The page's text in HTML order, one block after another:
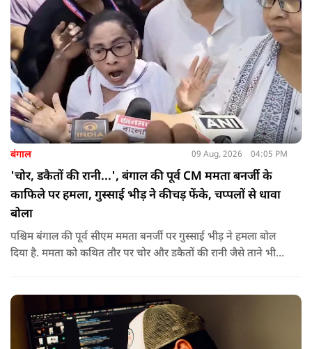
बंगाल 09 Aug, 2026 04:05 PM
'चोर, डकैतों की रानी...', बंगाल की पूर्व CM ममता बनर्जी के
काफिले पर हमला, गुस्साई भीड़ ने कीचड़ फेंके, चप्पलों से धावा
बोला
पश्चिम बंगाल की पूर्व सीएम ममता बनर्जी पर गुस्साई भीड़ ने हमला बोल
दिया है. ममता को कथित तौर पर चोर और डकैतों की रानी जैसे ताने भी